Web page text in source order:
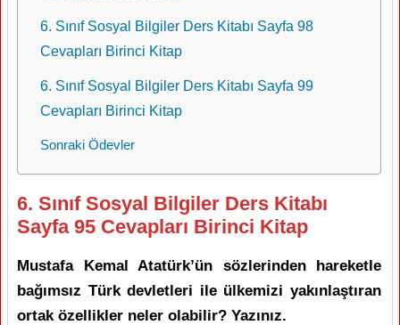
6. Sınıf Sosyal Bilgiler Ders Kitabı Sayfa 98
Cevapları Birinci Kitap
6. Sınıf Sosyal Bilgiler Ders Kitabı Sayfa 99
Cevapları Birinci Kitap
Sonraki Ödevler
6. Sınıf Sosyal Bilgiler Ders Kitabı
Sayfa 95 Cevapları Birinci Kitap
Mustafa Kemal Atatürk’ün sözlerinden hareketle
bağımsız Türk devletleri ile ülkemizi yakınlaştıran
ortak özellikler neler olabilir? Yazınız.